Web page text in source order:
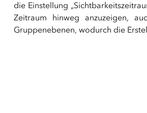
die Einstellung
Zeitraum hinweg anzuzeigen,
Gruppenebenen, wodurch die